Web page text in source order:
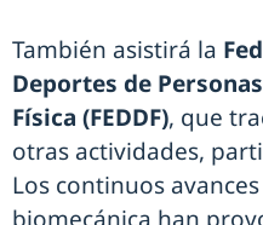
También asistirá la
Deportes de
Física (FEDDF), que
otras actividades,
Los continuos